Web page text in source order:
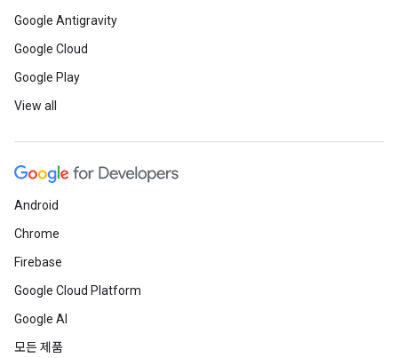
Google Antigravity
Google Cloud
Google Play
View all
Android
Chrome
Firebase
Google Cloud Platform
Google AI
모든 제품